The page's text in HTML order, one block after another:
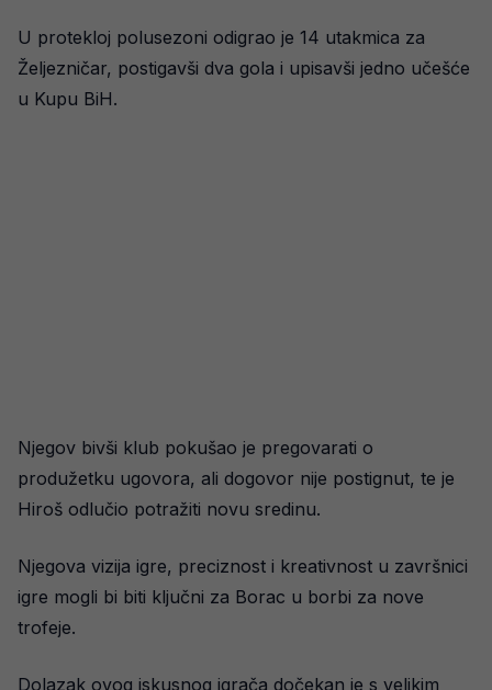
U protekloj polusezoni odigrao je 14 utakmica za
Željezničar, postigavši dva gola i upisavši jedno učešće
u Kupu BiH.
Njegov bivši klub pokušao je pregovarati o
produžetku ugovora, ali dogovor nije postignut, te je
Hiroš odlučio potražiti novu sredinu.
Njegova vizija igre, preciznost i kreativnost u završnici
igre mogli bi biti ključni za Borac u borbi za nove
trofeje.
Dolazak ovog iskusnog igrača dočekan je s velikim